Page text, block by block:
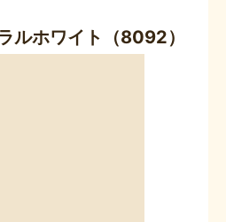
ホワイト（8092）